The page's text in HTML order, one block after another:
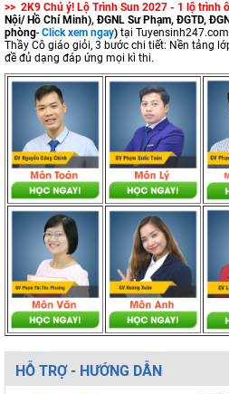
>> 2K9 Chú ý! Lộ Trình Sun 2027 - 1 lộ trình
Nội/ Hồ Chí Minh), ĐGNL Sư Phạm, ĐGTD,
phòng- Click xem ngay) tại
Thầy Cô giáo giỏi, 3 bước chi tiết: Nền tảng
đề đủ dạng đáp ứng mọi kì thi.
HỖ TRỢ - HƯỚNG DẪN